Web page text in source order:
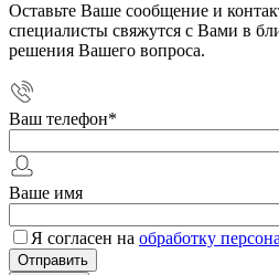
Оставьте Ваше сообщение и
специалисты свяжутся с Вами в
решения Вашего вопроса.
Ваш телефон*
Ваше имя
Я согласен на обработку